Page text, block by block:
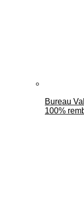
Bureau
100%